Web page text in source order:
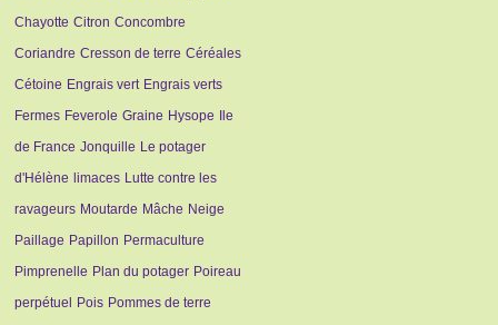
Chayotte Citron Concombre
Coriandre Cresson de terre Céréales
Cétoine Engrais vert Engrais verts
Fermes Feverole Graine Hysope
Ile
de France Jonquille Le potager
d'Hélène limaces Lutte contre les
ravageurs Moutarde Mâche Neige
Paillage Papillon Permaculture
Pimprenelle Plan du potager Poireau
perpétuel
Pois Pommes de terre